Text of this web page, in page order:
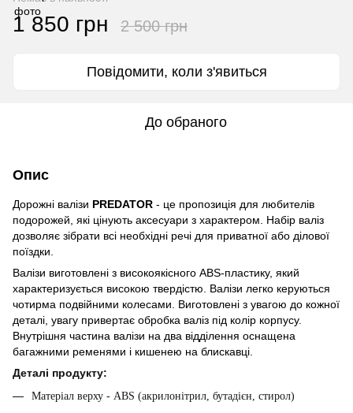
1 850 грн 2 500 грн
Повідомити, коли з'явиться
До обраного
Опис
Дорожні валізи PREDATOR - це пропозиція для любителів
подорожей, які цінують аксесуари з характером. Набір валіз
дозволяє зібрати всі необхідні речі для приватної або ділової
поїздки.
Валізи виготовлені з високоякісного ABS-пластику, який
характеризується високою твердістю. Валізи легко керуються
чотирма подвійними колесами. Виготовлені з увагою до кожної
деталі, увагу привертає обробка валіз під колір корпусу.
Внутрішня частина валізи на два відділення оснащена
багажними ременями і кишенею на блискавці.
Деталі продукту:
Матеріал верху - ABS (акрилонітрил, бутадієн, стирол)